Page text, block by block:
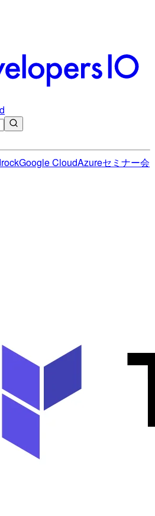
Google CloudAzureセミナー会